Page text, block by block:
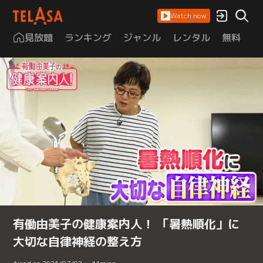
Watch now
見放題 ランキング ジャンル レンタル 無料
有働由美子の健康案内人！ 「暑熱順化」に
大切な自律神経の整え方